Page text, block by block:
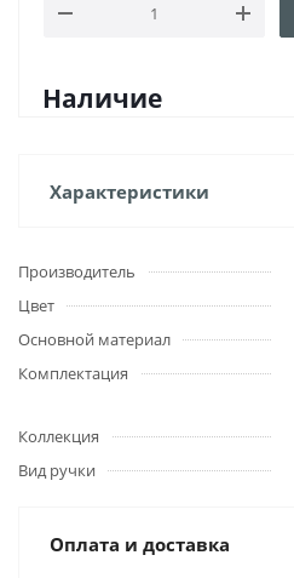
Наличие
Характеристики
Производитель
Цвет
Основной материал
Комплектация
Коллекция
Вид ручки
Оплата и доставка